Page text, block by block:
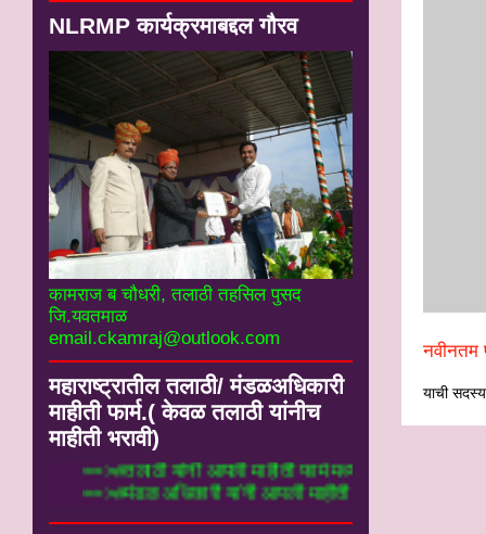
नवीनतम
याची
NLRMP कार्यक्रमाबद्दल गौरव
कामराज ब चौधरी, तलाठी तहसिल पुसद
जि.यवतमाळ
email.ckamraj@outlook.com
महाराष्ट्रातील तलाठी/ मंडळअधिकारी
माहीती फार्म.( केवळ तलाठी यांनीच
माहीती भरावी)
==>#तलाठी यांनी आपली माहीती फार्म मध्ये
==>#मंडळ अधिकारी यांनी आपली माहीती